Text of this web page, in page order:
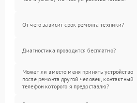
От чего зависит срок ремонта техники?
Диагностика проводится бесплатно?
Может ли вместо меня принять устройство
после ремонта другой человек, контактный
телефон которого я предоставлю?